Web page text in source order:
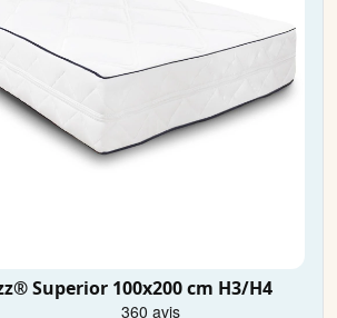
Superior 100x200 cm H3/H4